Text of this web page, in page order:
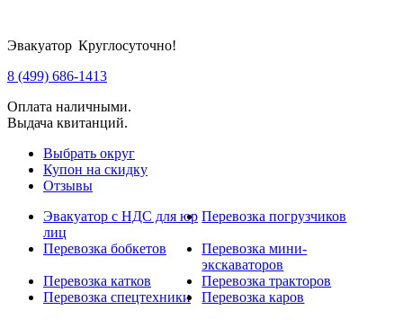
Эвакуатор Круглосуточно!
8 (499) 686-1413
Оплата наличными.
Выдача квитанций.
Выбрать округ
Купон на скидку
Отзывы
Эвакуатор с НДС для юр
лиц
Перевозка погрузчиков
Перевозка бобкетов
Перевозка мини-
экскаваторов
Перевозка катков
Перевозка тракторов
Перевозка спецтехники
Перевозка каров